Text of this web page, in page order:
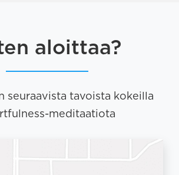
aloittaa?
seuraavista tavoista kokeilla
meditaatiota